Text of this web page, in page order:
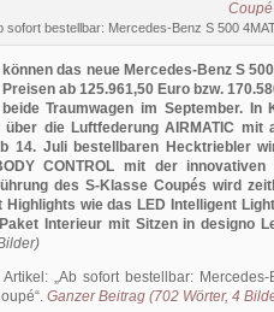
sofort bestellbar: Mercedes-Benz S 500
das neue Mercedes-Benz S
ab 125.961,50 Euro bzw.
Traumwagen im September.
über die Luftfederung AIRMATIC mit
14. Juli bestellbaren Hecktriebler
CONTROL mit der
des S-Klasse Coupés wird
Highlights wie das LED Intelligent
Interieur mit Sitzen in designo
Artikel:
Ab sofort bestellbar:
. Ganzer Beitrag (702 Wörter, 4